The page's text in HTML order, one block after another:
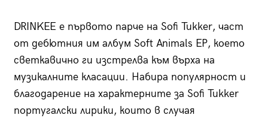
DRINKEE е първото парче на Sofi Tukker, част
от дебютния им албум Soft Animals EP, което
светкавично ги изстрелва към върха на
музикалните класации. Набира популярност и
благодарение на характерните за Sofi Tukker
португалски лирики, които в случая